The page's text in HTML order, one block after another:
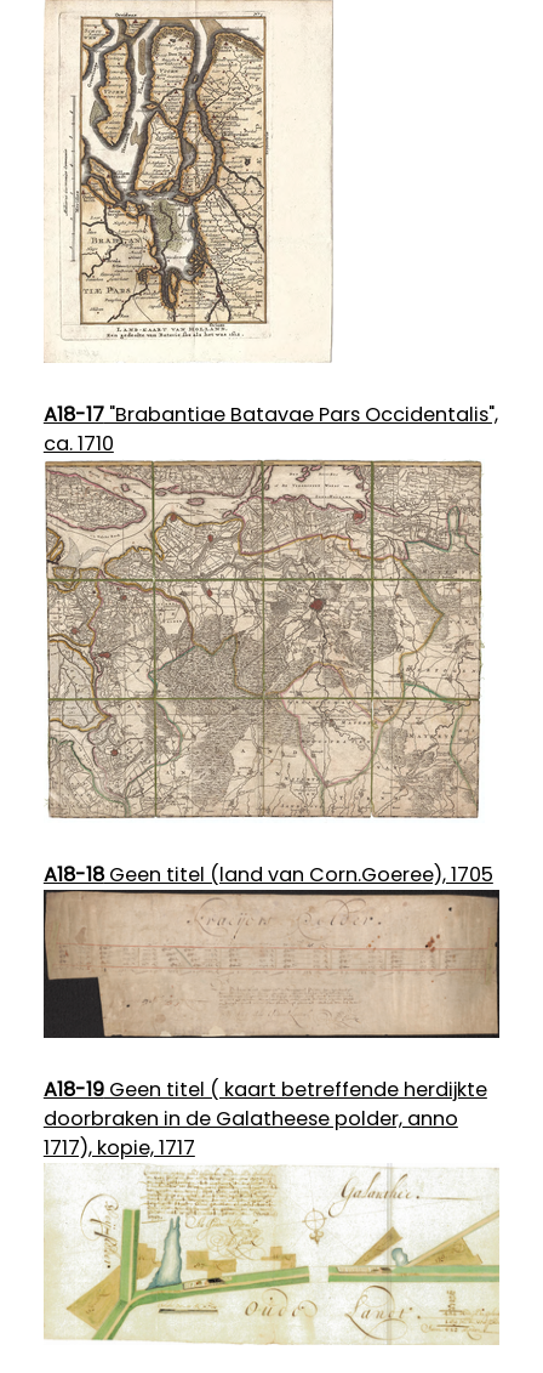
A18-17"Brabantiae Batavae Pars Occidentalis",
ca. 1710
A18-18Geen titel (land van Corn.Goeree), 1705
A18-19Geen titel ( kaart betreffende herdijkte
doorbraken in de Galatheese polder, anno
1717), kopie, 1717